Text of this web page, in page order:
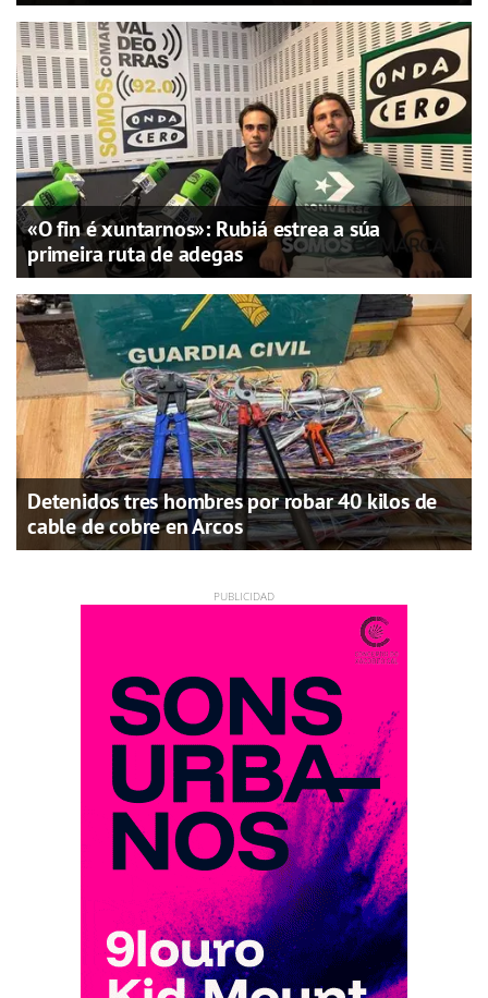
«O fin é xuntarnos»: Rubiá estrea a súa
primeira ruta de adegas
Detenidos tres hombres por robar 40 kilos de
cable de cobre en Arcos